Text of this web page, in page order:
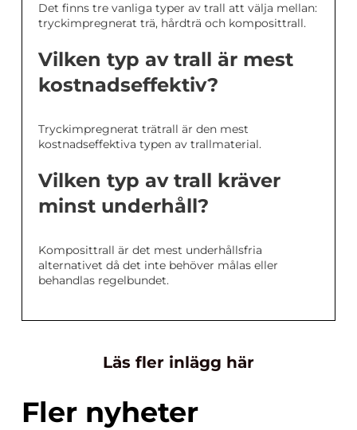
Det finns tre vanliga typer av trall att välja mellan:
tryckimpregnerat trä, hårdträ och komposittrall.
Vilken typ av trall är mest
kostnadseffektiv?
Tryckimpregnerat trätrall är den mest
kostnadseffektiva typen av trallmaterial.
Vilken typ av trall kräver
minst underhåll?
Komposittrall är det mest underhållsfria
alternativet då det inte behöver målas eller
behandlas regelbundet.
Läs fler inlägg här
Fler nyheter